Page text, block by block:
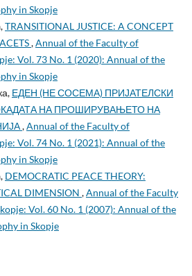
in Skopje
TRANSITIONAL JUSTICE: A CONCEPT
,Annual of the Faculty of
Vol. 73 No. 1 (2020): Annual of the
in Skopje
ЕДЕН (НЕ СОСЕМА) ПРИЈАТЕЛСКИ
НА ПРОШИРУВАЊЕТО НА
,Annual of the Faculty of
Vol. 74 No. 1 (2021): Annual of the
in Skopje
DEMOCRATIC PEACE THEORY:
DIMENSION ,Annual of the Faculty
Vol. 60 No. 1 (2007): Annual of the
in Skopje